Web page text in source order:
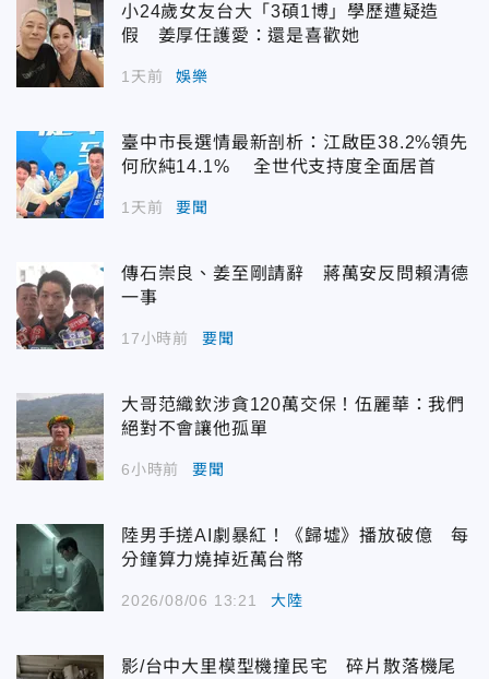
小24歲女友台大「3碩1博」學歷遭疑造
假 姜厚任護愛：還是喜歡她
1天前 娛樂
臺中市長選情最新剖析：江啟臣38.2%領先
何欣純14.1% 全世代支持度全面居首
1天前 要聞
傳石崇良、姜至剛請辭 蔣萬安反問賴清德
一事
17小時前 要聞
大哥范織欽涉貪120萬交保！伍麗華：我們
絕對不會讓他孤單
6小時前 要聞
陸男手搓AI劇暴紅！《歸墟》播放破億 每
分鐘算力燒掉近萬台幣
2026/08/06 13:21 大陸
影/台中大里模型機撞民宅 碎片散落機尾